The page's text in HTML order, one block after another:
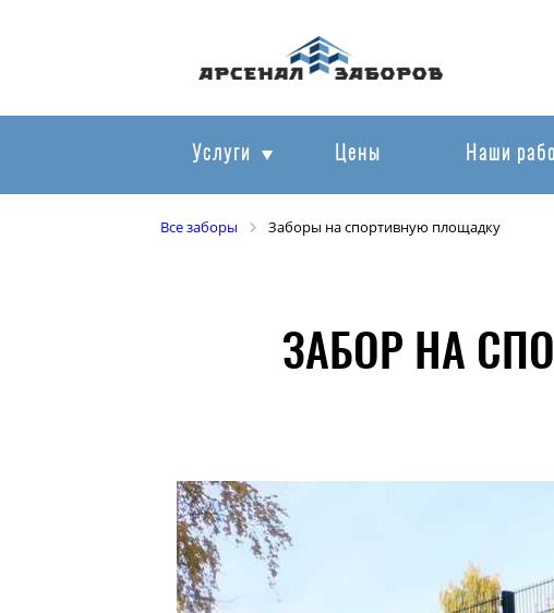
Услуги Цены Наши
Все заборы Заборы на спортивную площадку
ЗАБОР НА